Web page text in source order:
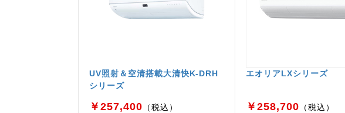
UV照射＆空清搭載大清快K-DRH
シリーズ
￥257,400 （税込）
エオリアLXシリーズ
￥258,700 （税込）